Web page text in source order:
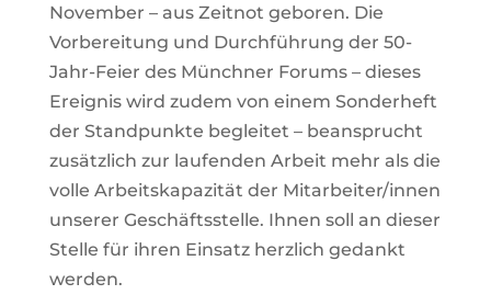
November – aus Zeitnot geboren. Die
Vorbereitung und Durchführung der 50-
Jahr-Feier des Münchner Forums – dieses
Ereignis wird zudem von einem Sonderheft
der Standpunkte begleitet – beansprucht
zusätzlich zur laufenden Arbeit mehr als die
volle Arbeitskapazität der Mitarbeiter/innen
unserer Geschäftsstelle. Ihnen soll an dieser
Stelle für ihren Einsatz herzlich gedankt
werden.